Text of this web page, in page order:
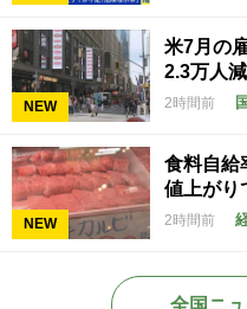
NEW
米7月の
2.3万人
2時間前
NEW
食料自
値上がり
2時間前
全国ニ